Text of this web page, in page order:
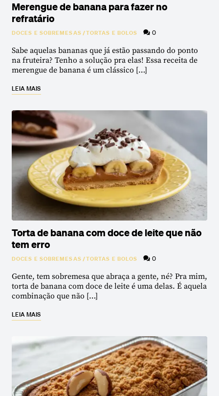
Merengue de banana para fazer no
refratário
DOCES E SOBREMESAS/TORTAS E BOLOS 0
Sabe aquelas bananas que já estão passando do ponto
na fruteira? Tenho a solução pra elas! Essa receita de
merengue de banana é um clássico […]
LEIA MAIS
Torta de banana com doce de leite que não
tem erro
DOCES E SOBREMESAS/TORTAS E BOLOS 0
Gente, tem sobremesa que abraça a gente, né? Pra mim,
torta de banana com doce de leite é uma delas. É aquela
combinação que não […]
LEIA MAIS